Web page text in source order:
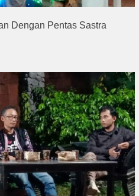
Dengan Pentas Sastra